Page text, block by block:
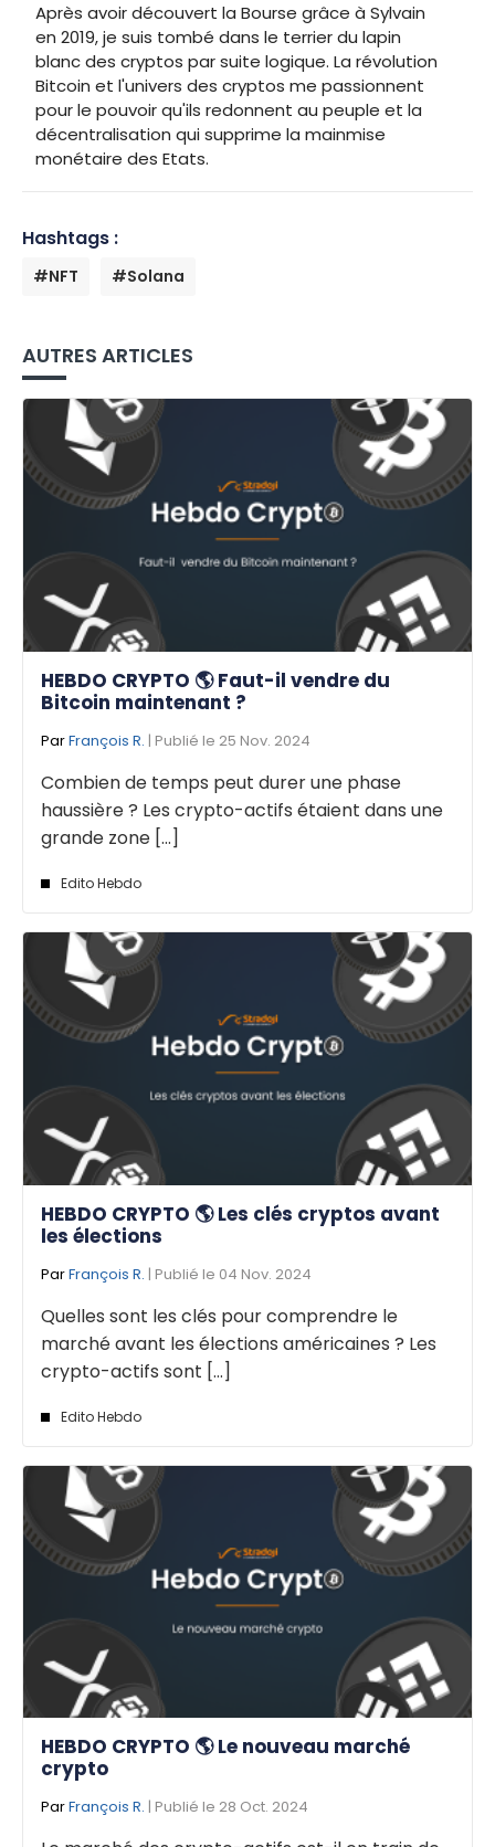
Après avoir découvert la Bourse grâce à Sylvain
en 2019, je suis tombé dans le terrier du lapin
blanc des cryptos par suite logique. La révolution
Bitcoin et l'univers des cryptos me passionnent
pour le pouvoir qu'ils redonnent au peuple et la
décentralisation qui supprime la mainmise
monétaire des Etats.
Hashtags :
#NFT #Solana
AUTRES ARTICLES
HEBDO CRYPTO 🌎 Faut-il vendre du
Bitcoin maintenant ?
ParFrançois R. | Publié le 25 Nov. 2024
Combien de temps peut durer une phase
haussière ? Les crypto-actifs étaient dans une
grande zone [...]
Edito Hebdo
HEBDO CRYPTO 🌎 Les clés cryptos avant
les élections
ParFrançois R. | Publié le 04 Nov. 2024
Quelles sont les clés pour comprendre le
marché avant les élections américaines ? Les
crypto-actifs sont [...]
Edito Hebdo
HEBDO CRYPTO 🌎 Le nouveau marché
crypto
ParFrançois R. | Publié le 28 Oct. 2024